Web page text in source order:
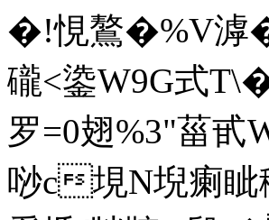
�!悓鷔�%V滹
礲<鍌W9G式
罗=0翅%3"菑
唦c垷N堄瘌